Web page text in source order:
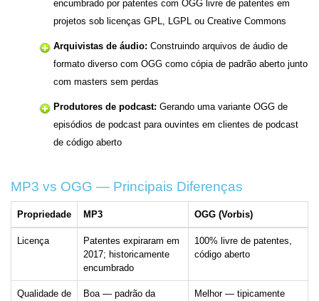
encumbrado por patentes com OGG livre de patentes em
projetos sob licenças GPL, LGPL ou Creative Commons
Arquivistas de áudio: Construindo arquivos de áudio de
formato diverso com OGG como cópia de padrão aberto junto
com masters sem perdas
Produtores de podcast: Gerando uma variante OGG de
episódios de podcast para ouvintes em clientes de podcast
de código aberto
MP3 vs OGG — Principais Diferenças
Propriedade MP3 OGG (Vorbis)
Licença
Patentes expiraram em
2017; historicamente
encumbrado
100% livre de patentes,
código aberto
Qualidade de
Boa — padrão da
Melhor — tipicamente